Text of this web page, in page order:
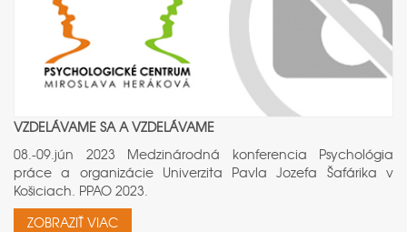
VZDELÁVAME SA A VZDELÁVAME
08.-09.jún 2023 Medzinárodná konferencia Psychológia
práce a organizácie Univerzita Pavla Jozefa Šafárika v
Košiciach. PPAO 2023.
ZOBRAZIŤ VIAC